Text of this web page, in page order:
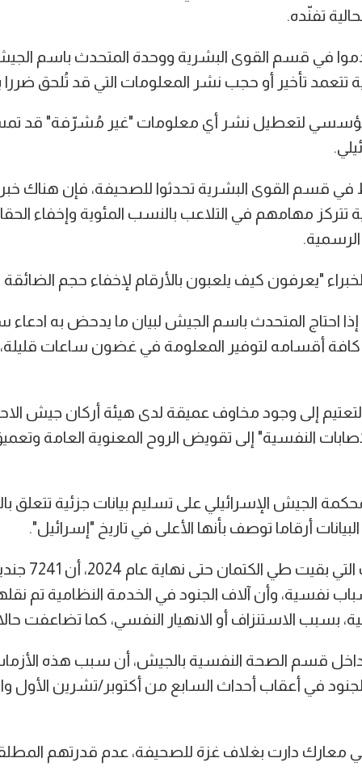
تفنّده.
في قسم القوى البشرية ووحدة المتحدث باسم
تأخير أو حجب نشر المعلومات التي قد تُلحق ضررا
مؤسسي لتعطيل نشر أي معلومات "غير مُشرّفة" قد
في قسم القوى البشرية تحدثوا للصحيفة، فإن هناك
تتركز مهامهم في التلاعب بالنسب المئوية وإخفاء
الرسمية.
"يعرفون كيف يلعبون بالأرقام لإخفاء حجم
احتاج المتحدث باسم الجيش لبيان ما يدحض به ادعاء
أقسامه لتوفير المعلومة في غضون ساعات
إلى وجود مخاوف عميقة لدى هيئة أركان جيش
النفسية" إلى تقويض الروح المعنوية العامة
الجيش الإسرائيلي على تسليم بيانات جزئية تتعلق
أرقاما توصف بأنها الأعلى في تاريخ "إسرائيل".
فقد أظهرت
نفسية، وأن آلاف الجنود في الخدمة النظامية تم
بسبب الاستنزاف أو الانهيار النفسي، كما تضاعفت
قسم الصحة النفسية بالجيش، أن سبب هذه
الجنود في أعقاب أحداث السابع من أكتوبر/تشرين الأول
معارك دارت بغلاف غزة للصحيفة، عدم قدرتهم